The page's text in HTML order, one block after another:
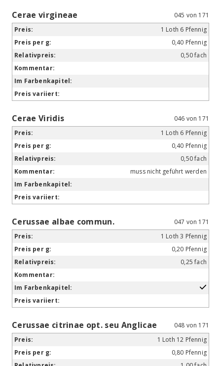
Cerae virgineae
045 von 171
1 Loth 6 Pfennig
0,40 Pfennig
0,50 fach
Cerae Viridis
046 von 171
1 Loth 6 Pfennig
0,40 Pfennig
0,50 fach
muss nicht geführt werden
Cerussae albae commun.
047 von 171
1 Loth 3 Pfennig
0,20 Pfennig
0,25 fach
Cerussae citrinae opt. seu Anglicae
048 von 171
1 Loth 12 Pfennig
0,80 Pfennig